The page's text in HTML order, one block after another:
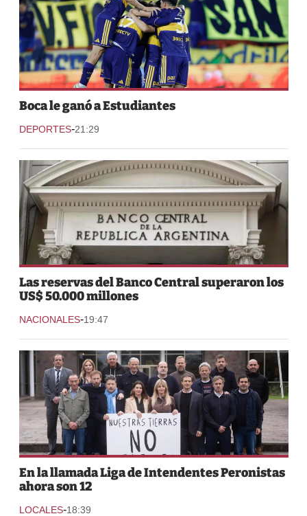
Boca le ganó a Estudiantes
DEPORTES-21:29
Las reservas del Banco Central superaron los
US$ 50.000 millones
NACIONALES-19:47
En la llamada Liga de Intendentes Peronistas
ahora son 12
LOCALES-18:39